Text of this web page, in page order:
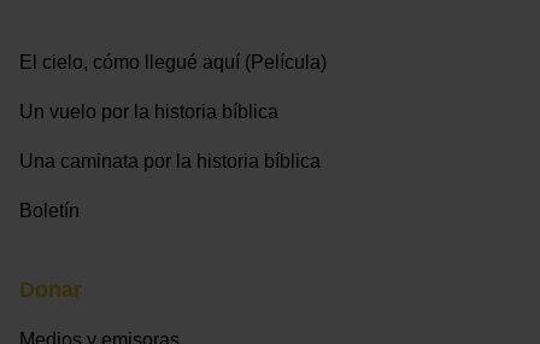
El cielo, cómo llegué aquí (Película)
Un vuelo por la historia bíblica
Una caminata por la historia bíblica
Boletín
Donar
Medios y emisoras